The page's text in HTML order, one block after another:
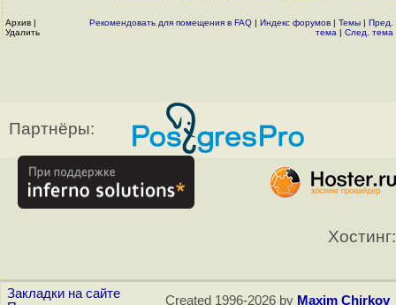
Архив |
Удалить
Рекомендовать для помещения в FAQ | Индекс форумов | Темы | Пред.
тема | След. тема
Партнёры:
Хостинг:
Закладки на сайте
Created 1996-2026 by Maxim Chirkov